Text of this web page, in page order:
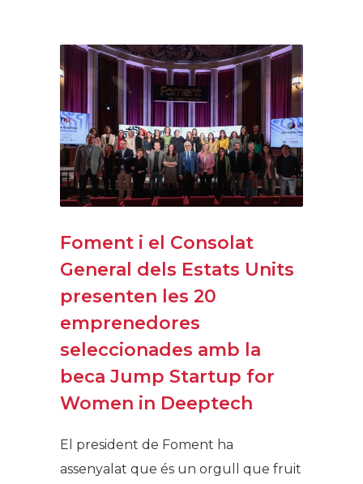
Foment i el Consolat
General dels Estats Units
presenten les 20
emprenedores
seleccionades amb la
beca Jump Startup for
Women in Deeptech
El president de Foment ha
assenyalat que és un orgull que fruit